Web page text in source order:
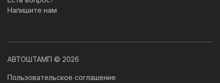
Напишите нам
АВТОШТАМП © 2026
Пользовательское соглашение